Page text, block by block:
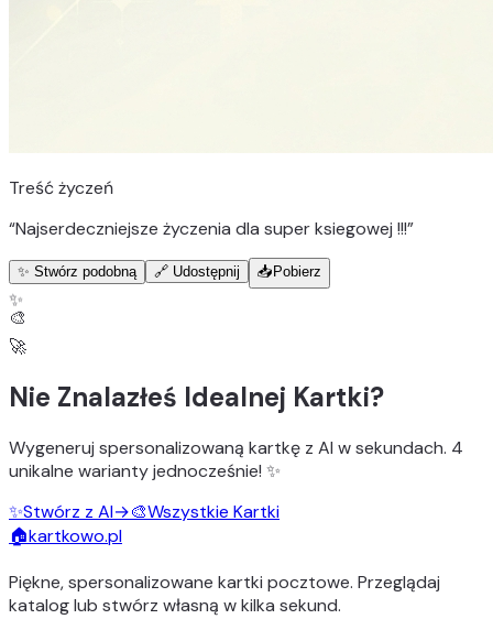
Treść życzeń
“Najserdeczniejsze życzenia dla super ksiegowej !!!”
✨ Stwórz podobną 🔗 Udostępnij 📥 Pobierz
✨
🎨
🚀
Nie Znalazłeś Idealnej Kartki?
Wygeneruj spersonalizowaną kartkę z AI w sekundach. 4
unikalne wariantyjednocześnie! ✨
✨Stwórz z AI→🎨Wszystkie Kartki
🏠kartkowo.pl
Piękne, spersonalizowane kartki pocztowe. Przeglądaj
katalog lub stwórz własną w kilka sekund.